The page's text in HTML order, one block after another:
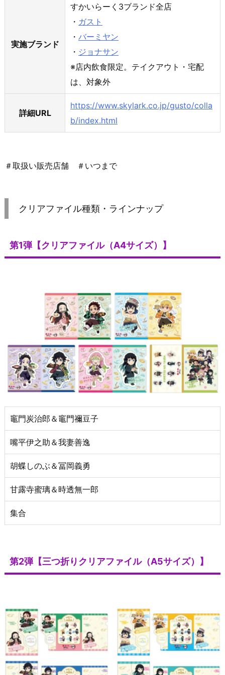
実施ブランド
すかいらーく3ブランド全店
・ ガスト
・ バーミヤン
・ ジョナサン
※店内飲食限定。テイクアウト・宅配
は、対象外
詳細URL
https://www.skylark.co.jp/gusto/colla
b/index.html
＃取扱い販売店舗 ＃いつまで
クリアファイル種類・ラインナップ
第1弾【クリアファイル（A4サイズ）】
竈門炭治郎＆竈門禰豆子
嘴平伊之助＆我妻善逸
胡蝶しのぶ＆冨岡義勇
甘露寺蜜璃＆時透無一郎
集合
第2弾【三つ折りクリアファイル（A5サイズ）】